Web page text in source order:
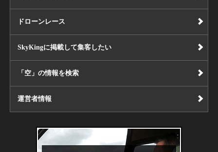
ドローンレース
SkyKingに掲載して集客したい
「空」の情報を検索
運営者情報